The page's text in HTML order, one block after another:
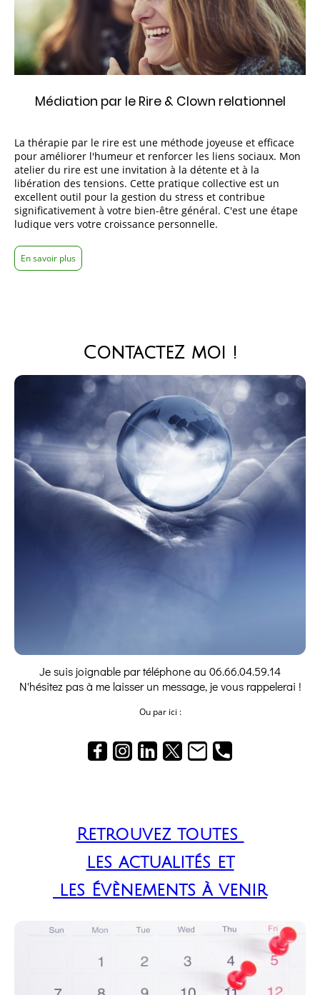
Médiation par le Rire & Clown relationnel
La thérapie par le rire est une méthode joyeuse et efficace
pour améliorer l'humeur et renforcer les liens sociaux. Mon
atelier du rire est une invitation à la détente et à la
libération des tensions. Cette pratique collective est un
excellent outil pour la gestion du stress et contribue
significativement à votre bien-être général. C'est une étape
ludique vers votre croissance personnelle.
En savoir plus
ContacteZ moi !
Je suis joignable par téléphone au 06.66.04.59.14
N'hésitez pas à me laisser un message, je vous rappelerai !
Ou par ici :
Retrouvez toutes
les actualités et
les Évènements à venir